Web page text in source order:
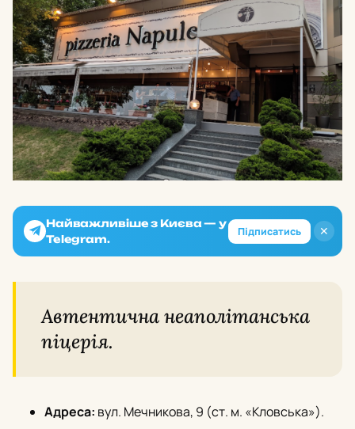
✕
Найважливіше з Києва — у
Telegram.
Підписатись
Автентична неаполітанська
піцерія.
Адреса: вул. Мечникова, 9 (ст. м. «Кловська»).